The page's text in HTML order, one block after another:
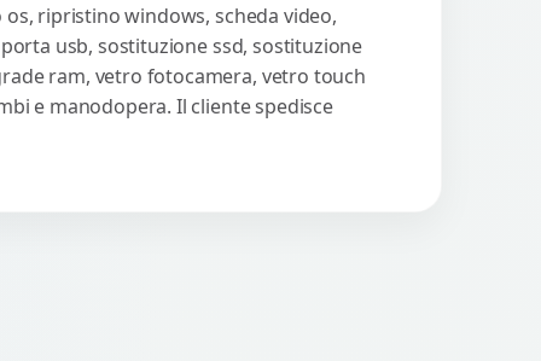
ripristino windows, scheda video,
usb, sostituzione ssd, sostituzione
ram, vetro fotocamera, vetro touch
e manodopera. Il cliente spedisce